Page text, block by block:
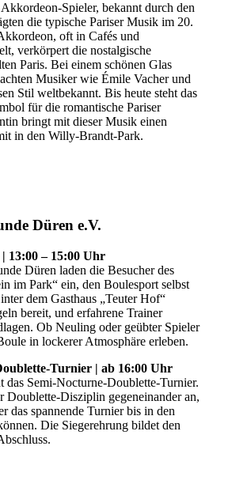
Spieler, bekannt durch den
die typische Pariser Musik im 20.
oft in Cafés und
verkörpert die nostalgische
Paris. Bei einem schönen Glas
Musiker wie Émile Vacher und
Stil weltbekannt. Bis heute steht das
für die romantische Pariser
bringt mit dieser Musik einen
in den Willy-Brandt-Park.
Düren e.V.
13:00 – 15:00 Uhr
Düren laden die Besucher des
im Park“ ein, den Boulesport selbst
dem Gasthaus „Teuter Hof“
bereit, und erfahrene Trainer
Ob Neuling oder geübter Spieler
in lockerer Atmosphäre erleben.
Turnier | ab 16:00 Uhr
das Semi-Nocturne-Doublette-Turnier.
Doublette-Disziplin gegeneinander an,
das spannende Turnier bis in den
Die Siegerehrung bildet den